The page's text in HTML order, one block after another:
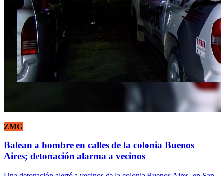
ZMG
Balean a hombre en calles de la colonia Buenos
Aires; detonación alarma a vecinos